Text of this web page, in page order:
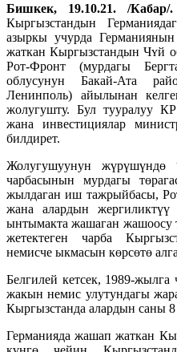
Бишкек, 19.10.21. /Кабар/.
Кыргызстандын
азыркы учурда
жаткан Кыргызстандын Чʏй
Рот-Фронт (мурдагы
облусунун Бакай-Ата
Ленинполь) айылынан
жолугушту. Бул тууралуу
жана инвестициялар
билдирет.
Жолугушуунун жүрүшүндө
чарбасынын мурдагы
жылдаган иш тажрыйбасы,
жана алардын
ынтымакта жашаган жашоосу
жетектеген чарба
немисче ыкмасын көрсөтө
Белгилей кетсек, 1989-
жакын немис улутундагы
Кыргызстанда алардын саны
Германияда жашап жаткан